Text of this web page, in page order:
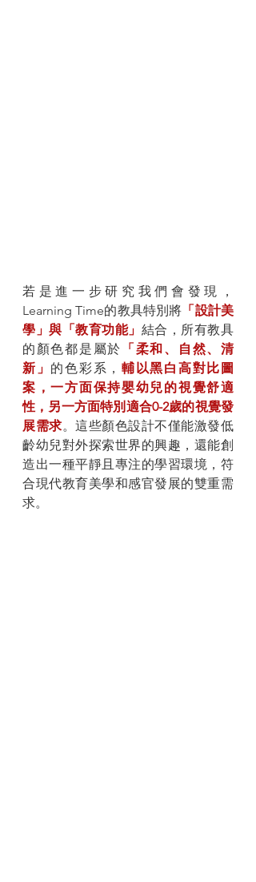
若是進一步研究我們會發現，
Learning Time的教具特別將 「設計美
學」與「教育功能」 結合，所有教具
的顏色都是屬於 「柔和、自然、清
新」 的色彩系，輔以黑白高對比圖
案，一方面保持嬰幼兒的視覺舒適
性，另一方面特別適合0-2歲的視覺發
展需求。這些顏色設計不僅能激發低
齡幼兒對外探索世界的興趣，還能創
造出一種平靜且專注的學習環境，符
合現代教育美學和感官發展的雙重需
求。